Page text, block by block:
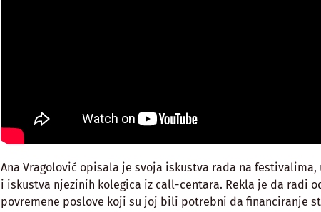
Ana Vragolović opisala je svoja iskustva rada na festivalima,
i iskustva njezinih kolegica iz call-centara. Rekla je da radi
povremene poslove koji su joj bili potrebni da financiranje